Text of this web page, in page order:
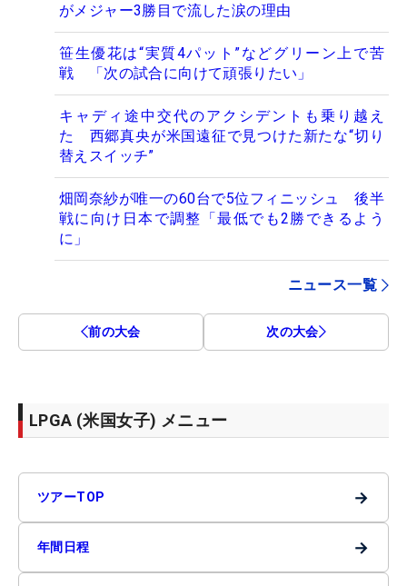
がメジャー3勝目で流した涙の理由
笹生優花は“実質4パット”などグリーン上で苦
戦 「次の試合に向けて頑張りたい」
キャディ途中交代のアクシデントも乗り越え
た 西郷真央が米国遠征で見つけた新たな“切り
替えスイッチ”
畑岡奈紗が唯一の60台で5位フィニッシュ 後半
戦に向け日本で調整「最低でも2勝できるよう
に」
ニュース一覧
前の大会 次の大会
LPGA (米国女子) メニュー
ツアーTOP →
年間日程 →